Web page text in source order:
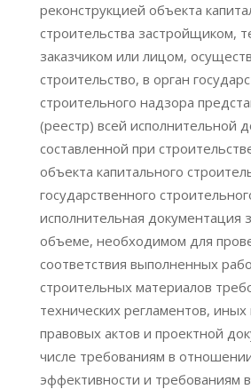
реконструкцией объекта
строительства застройщиком,
заказчиком или лицом,
строительство, в орган
строительного надзора
(реестр) всей исполнительной
составленной при
объекта капитального
государственного
исполнительная документация
объеме, необходимом для
соответствия выполненных
строительных материалов
технических регламентов,
правовых актов и проектной
числе требованиям в
эффективности и требованиям